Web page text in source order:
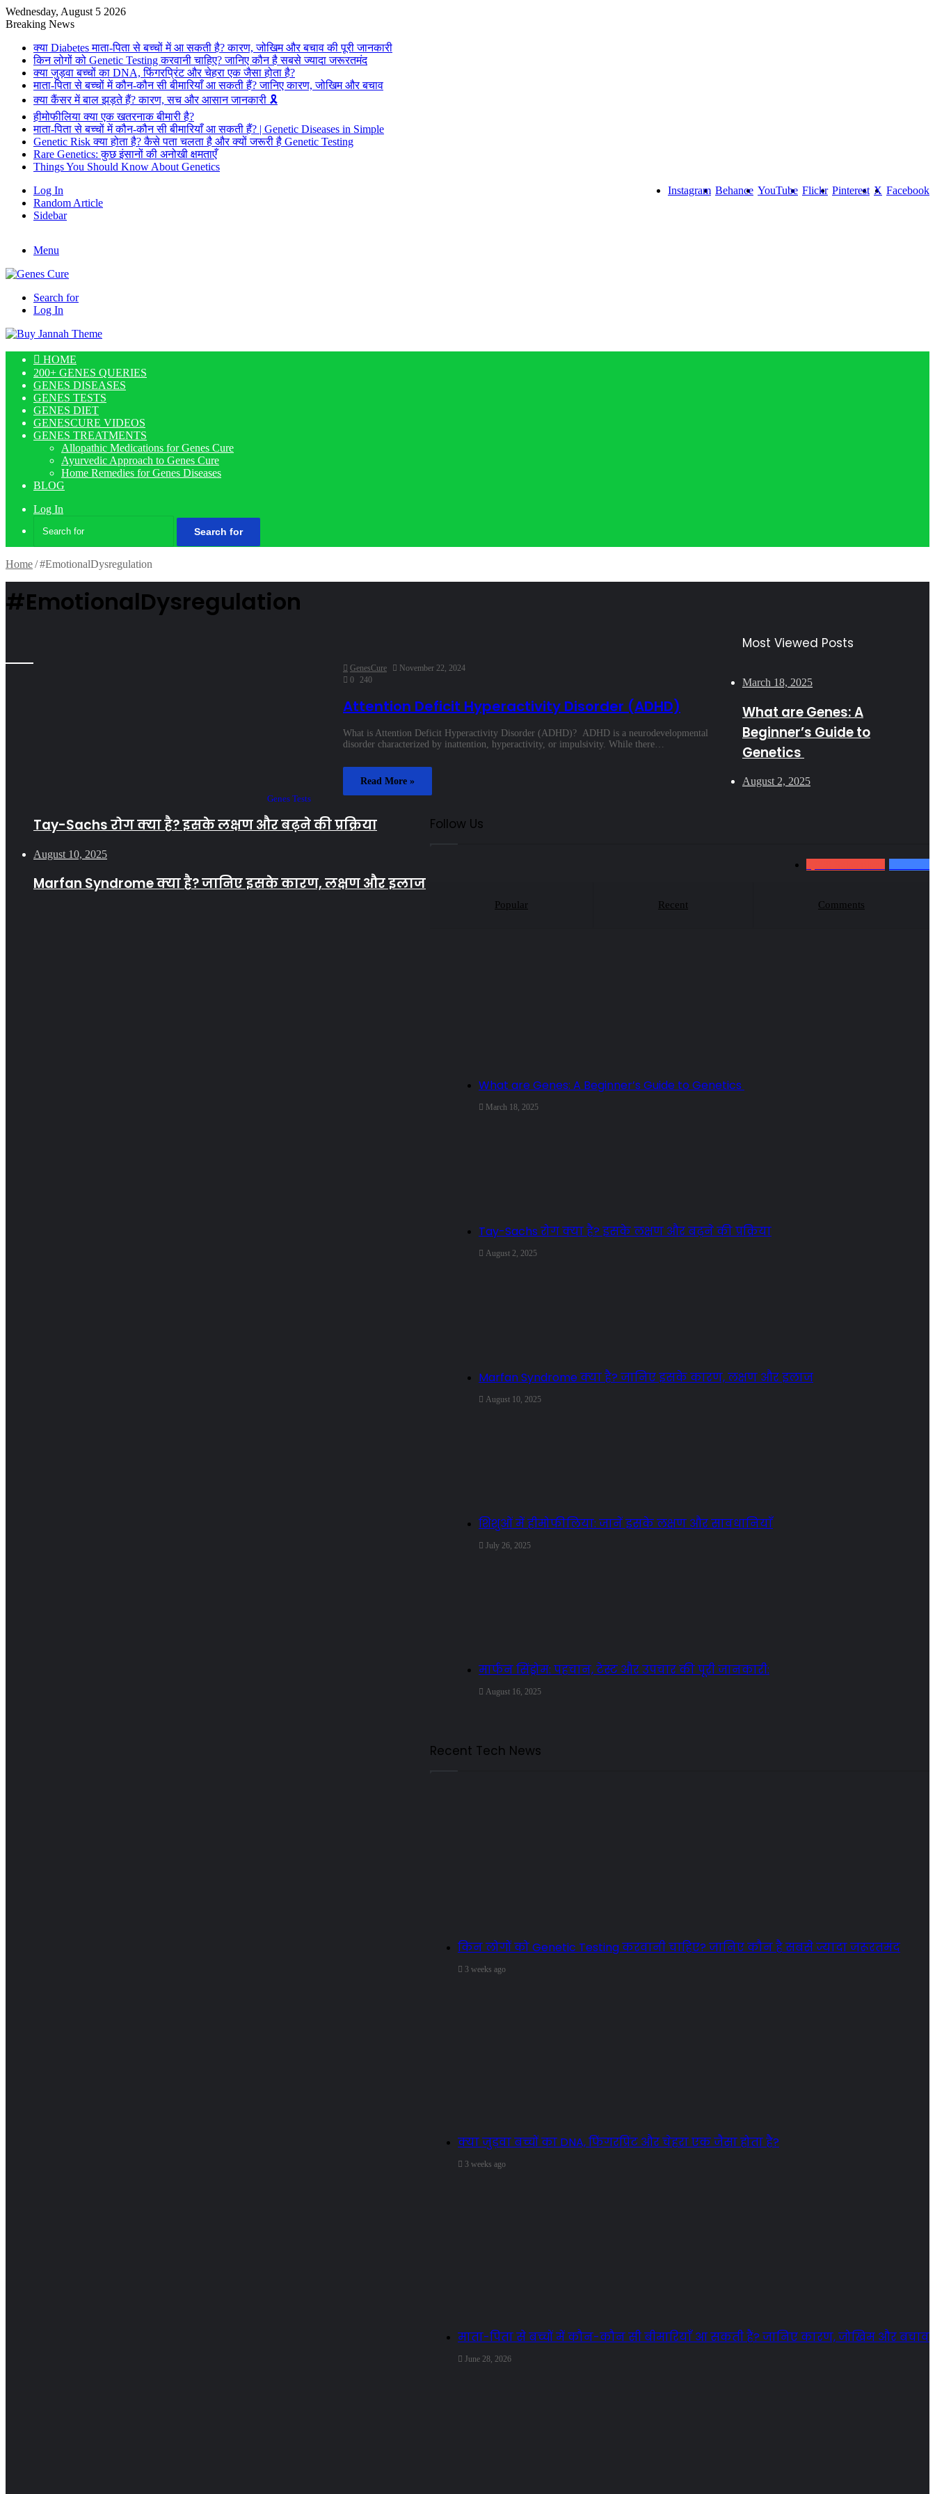
Wednesday, August 5 2026
Breaking News
क्या Diabetes माता-पिता से बच्चों में आ सकती है? कारण, जोखिम और बचाव की पूरी जानकारी
किन लोगों को Genetic Testing करवानी चाहिए? जानिए कौन है सबसे ज्यादा जरूरतमंद
क्या जुड़वा बच्चों का DNA, फिंगरप्रिंट और चेहरा एक जैसा होता है?
माता-पिता से बच्चों में कौन-कौन सी बीमारियाँ आ सकती हैं? जानिए कारण, जोखिम और बचाव
क्या कैंसर में बाल झड़ते हैं? कारण, सच और आसान जानकारी 🎗️
हीमोफीलिया क्या एक खतरनाक बीमारी है?
माता-पिता से बच्चों में कौन-कौन सी बीमारियाँ आ सकती हैं? | Genetic Diseases in Simple
Genetic Risk क्या होता है? कैसे पता चलता है और क्यों जरूरी है Genetic Testing
Rare Genetics: कुछ इंसानों की अनोखी क्षमताएँ
Things You Should Know About Genetics
Facebook
X
Pinterest
Flickr
YouTube
Behance
Instagram
Log In
Random Article
Sidebar
Menu
Search for
Log In
HOME
200+ GENES QUERIES
GENES DISEASES
GENES TESTS
GENES DIET
GENESCURE VIDEOS
GENES TREATMENTS
Allopathic Medications for Genes Cure
Ayurvedic Approach to Genes Cure
Home Remedies for Genes Diseases
BLOG
Log In
Search for
Home/#EmotionalDysregulation
#EmotionalDysregulation
Genes Tests
GenesCure
November 22, 2024
0 240
Attention Deficit Hyperactivity Disorder (ADHD)
What is Attention Deficit Hyperactivity Disorder (ADHD)? ADHD is a neurodevelopmental
disorder characterized by inattention, hyperactivity, or impulsivity. While there…
Read More »
Follow Us
Popular Recent Comments
What are Genes: A Beginner’s Guide to Genetics
March 18, 2025
Tay-Sachs रोग क्या है? इसके लक्षण और बढ़ने की प्रक्रिया
August 2, 2025
Marfan Syndrome क्या है? जानिए इसके कारण, लक्षण और इलाज
August 10, 2025
शिशुओं में हीमोफीलिया: जानें इसके लक्षण और सावधानियाँ
July 26, 2025
मार्फन सिंड्रोम: पहचान, टेस्ट और उपचार की पूरी जानकारी:
August 16, 2025
Recent Tech News
किन लोगों को Genetic Testing करवानी चाहिए? जानिए कौन है सबसे ज्यादा जरूरतमंद
3 weeks ago
क्या जुड़वा बच्चों का DNA, फिंगरप्रिंट और चेहरा एक जैसा होता है?
3 weeks ago
माता-पिता से बच्चों में कौन-कौन सी बीमारियाँ आ सकती हैं? जानिए कारण, जोखिम और बचाव
June 28, 2026
Most Viewed Posts
March 18, 2025
What are Genes: A
Beginner’s Guide to
Genetics
August 2, 2025
Tay-Sachs रोग क्या है? इसके लक्षण और बढ़ने की प्रक्रिया
August 10, 2025
Marfan Syndrome क्या है? जानिए इसके कारण, लक्षण और इलाज